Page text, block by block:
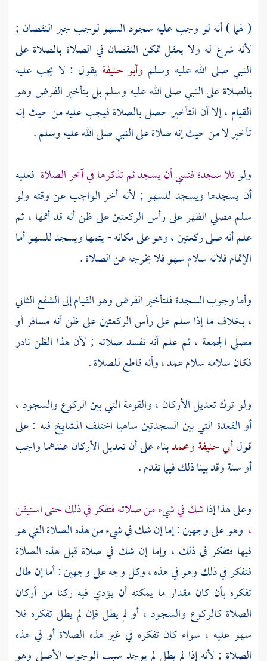
( لهما ) أنه لو وجب عليه سجود السهو لوجب جبر النقصان ;
لأنه شرع له ولا يعقل تمكن النقصان في الصلاة بالصلاة على
النبي صلى الله عليه وسلم وأبو حنيفة يقول : لا يجب عليه
بالصلاة على النبي صلى الله عليه وسلم بل بتأخير الفرض وهو
القيام ، إلا أن التأخير حصل بالصلاة فيجب عليه من حيث إنه
تأخير لا من حيث إنه صلاة على النبي صلى الله عليه وسلم .
ولوتلا سجدة فنسي أن يسجد ثم تذكرها في آخر الصلاة فعليه
أن يسجدها ويسجد للسهو ; لأنه أخر الواجب عن وقته ولو
سلم مصلي الظهر على رأس الركعتين على ظن أنه قد أتمها ، ثم
علم أنه صلى ركعتين ، وهو على مكانه - يتمها ويسجد للسهو أما
الإتمام فلأنه سلام سهو فلا يخرجه عن الصلاة .
وأما وجوب السجدة فلتأخير الفرض وهو القيام إلى الشفع الثاني
، بخلاف ما إذا سلم على رأس الركعتين على ظن أنه مسافر أو
مصلي الجمعة ، ثم علم أنه تفسد صلاته ; لأن هذا الظن نادر
فكان سلامه سلام عمد ، وأنه قاطع للصلاة .
ولو ترك تعديل الأركان ، والقومة التي بين الركوع والسجود ،
أو القعدة التي بين السجدتين ساهيا اختلف المشايخ فيه : على
قولأبي حنيفةومحمدبناء على أن تعديل الأركان عندهما واجب
أو سنة وقد بينا ذلك فيما تقدم .
وعلى هذا إذاشك في شيء من صلاته فتفكر في ذلك حتى استيقن
، وهو على وجهين : إما إن شك في شيء من هذه الصلاة التي هو
فيها فتفكر في ذلك ، وإما إن شك في صلاة قبل هذه الصلاة
فتفكر في ذلك وهو في هذه ، وكل وجه على وجهين : أما إن طال
تفكره بأن كان مقدار ما يمكنه أن يؤدي فيه ركنا من أركان
الصلاة كالركوع والسجود ، أو لم يطل فإن لم يطل تفكره فلا
سهو عليه ، سواء كان تفكره في غير هذه الصلاة أو في هذه
الصلاة ; لأنه إذا لم يطل لم يوجد سبب الوجوب الأصلي وهو